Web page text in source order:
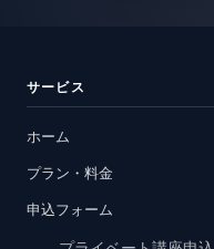
サービス
ホーム
プラン・料金
申込フォーム